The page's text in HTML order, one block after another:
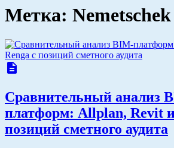
Метка:
description
Сравнительный анализ
платформ: Allplan, Revit и
позиций сметного аудита